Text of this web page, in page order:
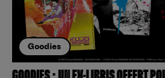
Goodies